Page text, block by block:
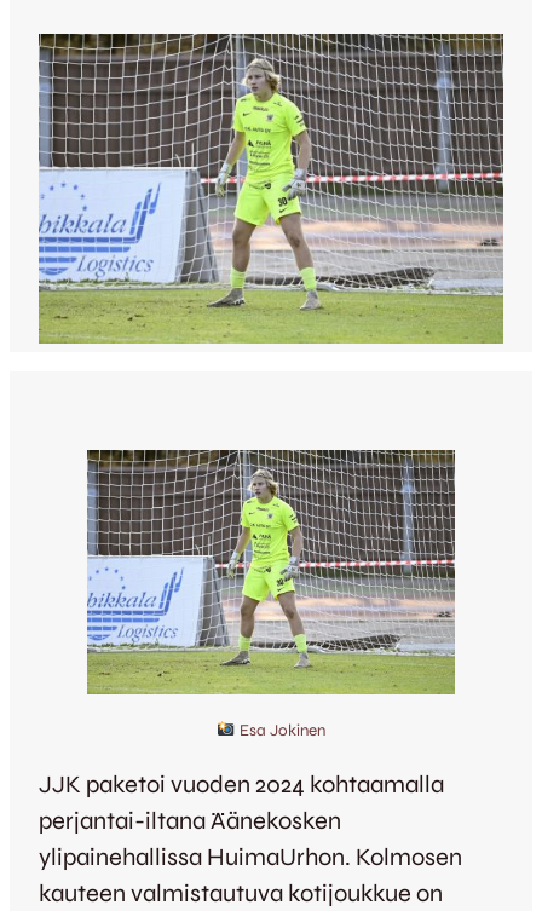
Esa Jokinen
JJK paketoi vuoden 2024 kohtaamalla
perjantai-iltana Äänekosken
ylipainehallissa HuimaUrhon. Kolmosen
kauteen valmistautuva kotijoukkue on